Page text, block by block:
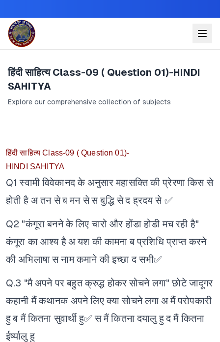
हिंदी साहित्य Class-09 ( Question 01)-HINDI
SAHITYA
Explore our comprehensive collection of subjects
हिंदी साहित्य Class-09 ( Question 01)-
HINDI SAHITYA
Q1 स्वामी विवेकानद के अनुसार महासक्ति की प्रेरणा किस से
होती है अ तन सेब मन सेस बुद्धि सेद ह्रदय से ✅
Q2 "कंगूरा बनने के लिए चारो और होंडा होडी मच रही है"
कंगूरा का आश्य हैअ यश की कामना ब प्रशिधि प्राप्त करने
की अभिलाषास नाम कमाने की इच्छा द सभी✅
Q.3 "मै अपने पर बहुत क्रुद्ध होकर सोचने लगा" छोटे जादूगर
कहानी मैं कथानक अपने लिए क्या सोचने लगा अ मैं परोपकारी
हुब मैं कितना सुवार्थी हु✅ स मैं कितना दयालु हुद मैं कितना
ईर्ष्यालु हु